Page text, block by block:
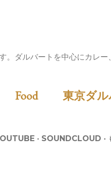
。ダルバートを中心にカレー
Food
東京ダ
SOUNDCLOUD